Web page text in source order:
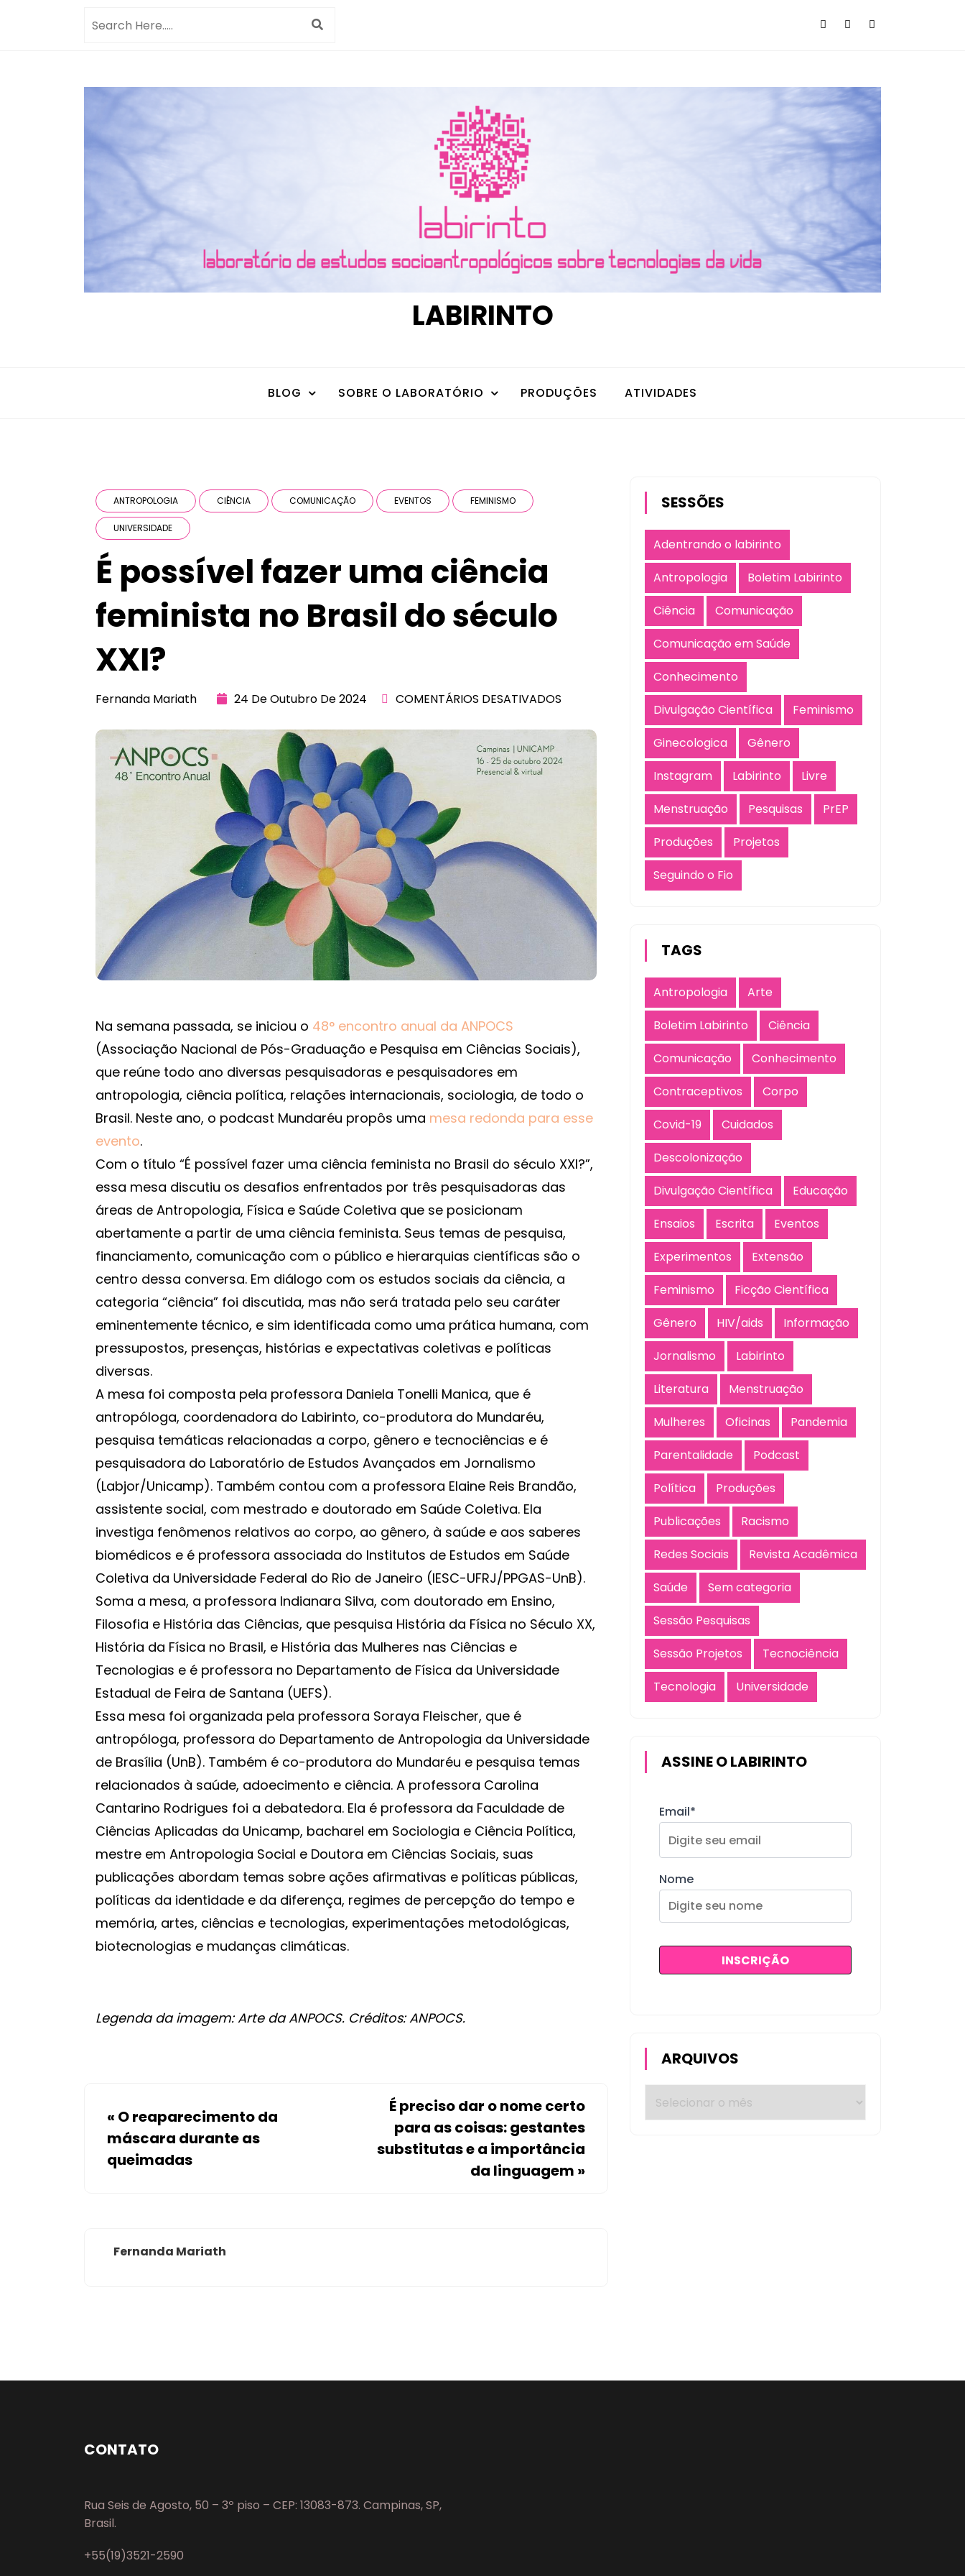
LABIRINTO
BLOG SOBRE O LABORATÓRIO PRODUÇÕES ATIVIDADES
ANTROPOLOGIA CIÊNCIA COMUNICAÇÃO EVENTOS FEMINISMO
UNIVERSIDADE
É possível fazer uma ciência
feminista no Brasil do século
XXI?
Fernanda Mariath 24 De Outubro De 2024 COMENTÁRIOS DESATIVADOS
Na semana passada, se iniciou o 48° encontro anual da ANPOCS
(Associação Nacional de Pós-Graduação e Pesquisa em Ciências Sociais),
que reúne todo ano diversas pesquisadoras e pesquisadores em
antropologia, ciência política, relações internacionais, sociologia, de todo o
Brasil. Neste ano, o podcast Mundaréu propôs uma mesa redonda para esse
evento.
Com o título “É possível fazer uma ciência feminista no Brasil do século XXI?”,
essa mesa discutiu os desafios enfrentados por três pesquisadoras das
áreas de Antropologia, Física e Saúde Coletiva que se posicionam
abertamente a partir de uma ciência feminista. Seus temas de pesquisa,
financiamento, comunicação com o público e hierarquias científicas são o
centro dessa conversa. Em diálogo com os estudos sociais da ciência, a
categoria “ciência” foi discutida, mas não será tratada pelo seu caráter
eminentemente técnico, e sim identificada como uma prática humana, com
pressupostos, presenças, histórias e expectativas coletivas e políticas
diversas.
A mesa foi composta pela professora Daniela Tonelli Manica, que é
antropóloga, coordenadora do Labirinto, co-produtora do Mundaréu,
pesquisa temáticas relacionadas a corpo, gênero e tecnociências e é
pesquisadora do Laboratório de Estudos Avançados em Jornalismo
(Labjor/Unicamp). Também contou com a professora Elaine Reis Brandão,
assistente social, com mestrado e doutorado em Saúde Coletiva. Ela
investiga fenômenos relativos ao corpo, ao gênero, à saúde e aos saberes
biomédicos e é professora associada do Institutos de Estudos em Saúde
Coletiva da Universidade Federal do Rio de Janeiro (IESC-UFRJ/PPGAS-UnB).
Soma a mesa, a professora Indianara Silva, com doutorado em Ensino,
Filosofia e História das Ciências, que pesquisa História da Física no Século XX,
História da Física no Brasil, e História das Mulheres nas Ciências e
Tecnologias e é professora no Departamento de Física da Universidade
Estadual de Feira de Santana (UEFS).
Essa mesa foi organizada pela professora Soraya Fleischer, que é
antropóloga, professora do Departamento de Antropologia da Universidade
de Brasília (UnB). Também é co-produtora do Mundaréu e pesquisa temas
relacionados à saúde, adoecimento e ciência. A professora Carolina
Cantarino Rodrigues foi a debatedora. Ela é professora da Faculdade de
Ciências Aplicadas da Unicamp, bacharel em Sociologia e Ciência Política,
mestre em Antropologia Social e Doutora em Ciências Sociais, suas
publicações abordam temas sobre ações afirmativas e políticas públicas,
políticas da identidade e da diferença, regimes de percepção do tempo e
memória, artes, ciências e tecnologias, experimentações metodológicas,
biotecnologias e mudanças climáticas.
Legenda da imagem: Arte da ANPOCS. Créditos: ANPOCS.
« O reaparecimento da
máscara durante as
queimadas
É preciso dar o nome certo
para as coisas: gestantes
substitutas e a importância
da linguagem »
Fernanda Mariath
SESSÕES
Adentrando o labirinto
Antropologia
Boletim Labirinto
Ciência
Comunicação
Comunicação em Saúde
Conhecimento
Divulgação Científica
Feminismo
Ginecologica
Gênero
Instagram
Labirinto
Livre
Menstruação
Pesquisas
PrEP
Produções
Projetos
Seguindo o Fio
TAGS
Antropologia
Arte
Boletim Labirinto
Ciência
Comunicação
Conhecimento
Contraceptivos
Corpo
Covid-19
Cuidados
Descolonização
Divulgação Científica
Educação
Ensaios
Escrita
Eventos
Experimentos
Extensão
Feminismo
Ficção Científica
Gênero
HIV/aids
Informação
Jornalismo
Labirinto
Literatura
Menstruação
Mulheres
Oficinas
Pandemia
Parentalidade
Podcast
Política
Produções
Publicações
Racismo
Redes Sociais
Revista Acadêmica
Saúde
Sem categoria
Sessão Pesquisas
Sessão Projetos
Tecnociência
Tecnologia
Universidade
ASSINE O LABIRINTO
Email*
Nome
ARQUIVOS
CONTATO
Rua Seis de Agosto, 50 – 3º piso – CEP: 13083-873. Campinas, SP,
Brasil.
+55(19)3521-2590